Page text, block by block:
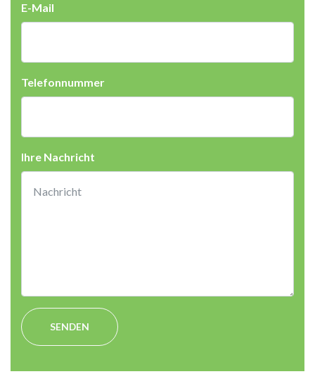
E-Mail
Telefonnummer
Ihre Nachricht
SENDEN